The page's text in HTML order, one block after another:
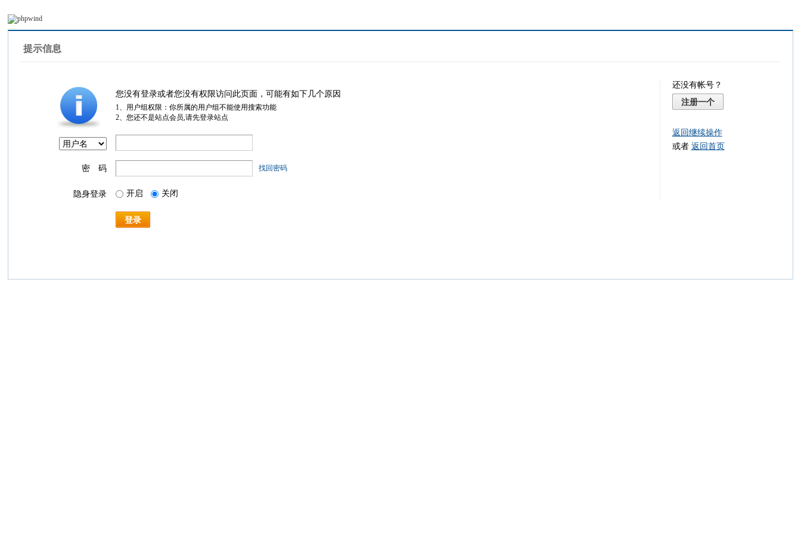
提示信息
您没有登录或者您没有权限访问此页面，可能有如下几个原因
1、用户组权限：你所属的用户组不能使用搜索功能
2、您还不是站点会员,请先登录站点
密 码 找回密码
隐身登录 开启 关闭
登录
还没有帐号？
注册一个
返回继续操作
或者 返回首页